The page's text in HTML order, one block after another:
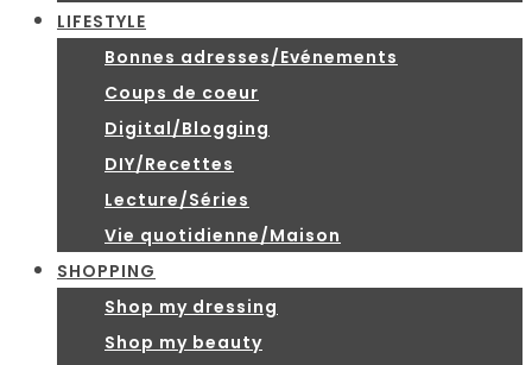
LIFESTYLE
Bonnes adresses/Evénements
Coups de coeur
Digital/Blogging
DIY/Recettes
Lecture/Séries
Vie quotidienne/Maison
SHOPPING
Shop my dressing
Shop my beauty